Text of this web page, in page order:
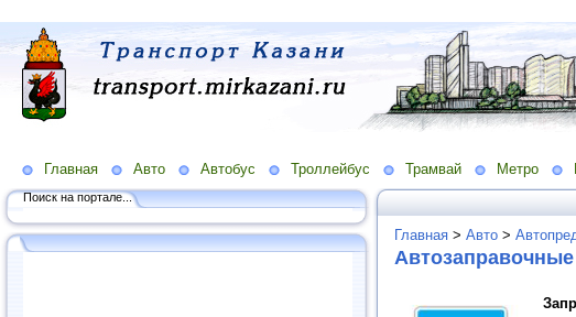
Главная Авто Автобус Троллейбус Трамвай Метро
Поиск на портале...
Главная > Авто >